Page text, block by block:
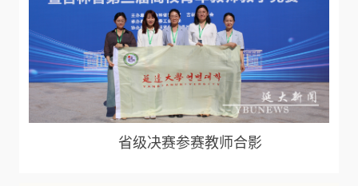
省级决赛参赛教师合影